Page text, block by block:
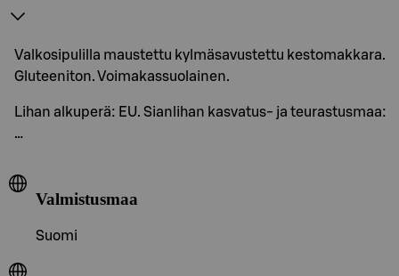
Valkosipulilla maustettu kylmäsavustettu kestomakkara.
Gluteeniton. Voimakassuolainen.
Lihan alkuperä: EU. Sianlihan kasvatus- ja teurastusmaa:
…
Valmistusmaa
Suomi